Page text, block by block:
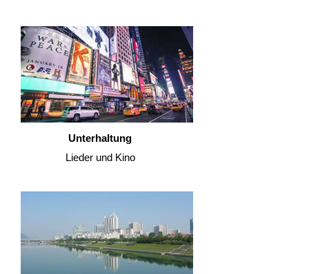
Unterhaltung
Lieder und Kino